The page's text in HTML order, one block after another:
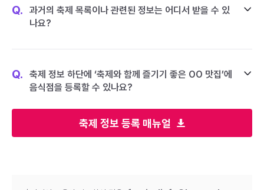
축제 정보 등록 매뉴얼
Q.
과거의 축제 목록이나 관련된 정보는 어디서 받을 수 있
나요?
Q.
축제 정보 하단에 ‘축제와 함께 즐기기 좋은 OO 맛집’에
음식점을 등록할 수 있나요?